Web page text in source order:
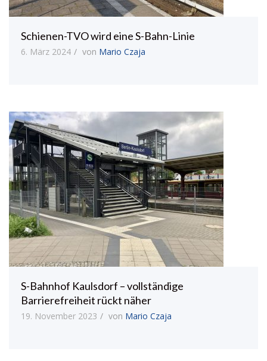
Schienen-TVO wird eine S-Bahn-Linie
6. März 2024 von Mario Czaja
S-Bahnhof Kaulsdorf – vollständige
Barrierefreiheit rückt näher
19. November 2023 von Mario Czaja